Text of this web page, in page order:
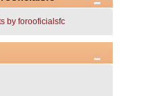
by forooficialsfc